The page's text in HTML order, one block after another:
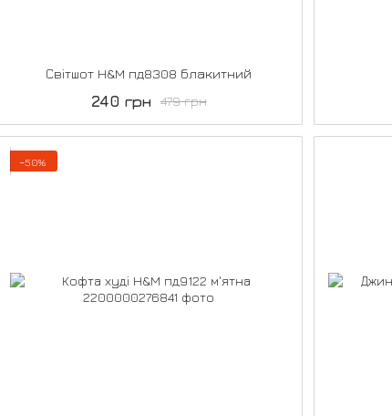
Світшот H&M пд8308 блакитний
479 грн
240 грн
−50%